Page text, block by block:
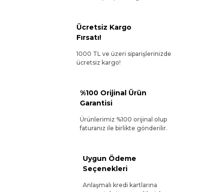
Ücretsiz Kargo
Fırsatı!
1000 TL ve üzeri siparişlerinizde
ücretsiz kargo!
%100 Orijinal Ürün
Garantisi
Ürünlerimiz %100 orijinal olup
faturanız ile birlikte gönderilir.
Uygun Ödeme
Seçenekleri
Anlaşmalı kredi kartlarına